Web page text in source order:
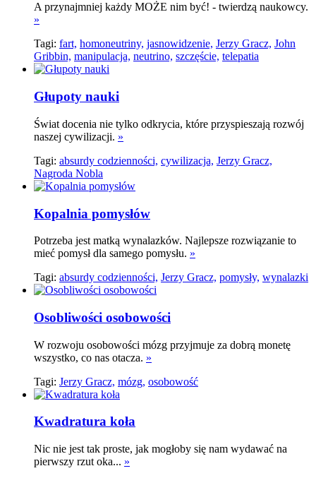
A przynajmniej każdy MOŻE nim być! - twierdzą naukowcy.
»
Tagi: fart, homoneutriny, jasnowidzenie, Jerzy Gracz, John
Gribbin, manipulacja, neutrino, szczęście, telepatia
Głupoty nauki
Świat docenia nie tylko odkrycia, które przyspieszają rozwój
naszej cywilizacji. »
Tagi: absurdy codzienności, cywilizacja, Jerzy Gracz,
Nagroda Nobla
Kopalnia pomysłów
Potrzeba jest matką wynalazków. Najlepsze rozwiązanie to
mieć pomysł dla samego pomysłu. »
Tagi: absurdy codzienności, Jerzy Gracz, pomysły, wynalazki
Osobliwości osobowości
W rozwoju osobowości mózg przyjmuje za dobrą monetę
wszystko, co nas otacza. »
Tagi: Jerzy Gracz, mózg, osobowość
Kwadratura koła
Nic nie jest tak proste, jak mogłoby się nam wydawać na
pierwszy rzut oka... »